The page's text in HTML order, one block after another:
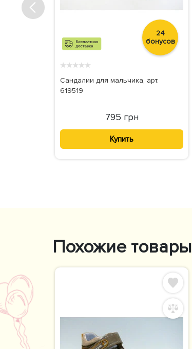
24
бонусов
★★★★★
Сандалии для мальчика, арт.
619519
795 грн
Купить
Похожие товары